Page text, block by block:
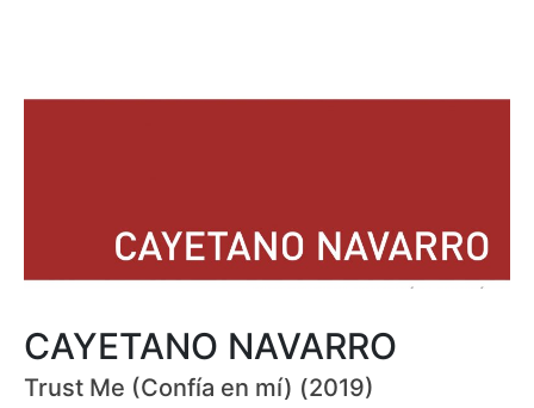
CAYETANO NAVARRO
Trust Me (Confía en mí) (2019)